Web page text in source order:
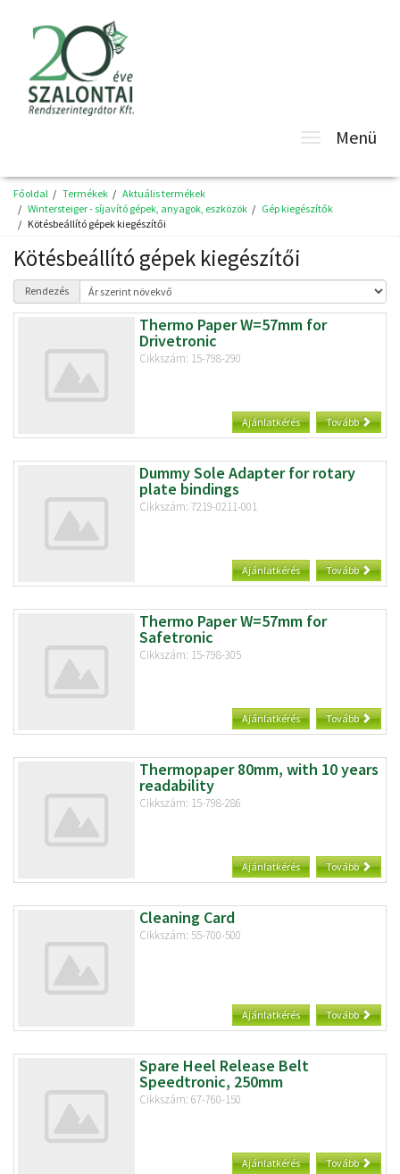
Toggle
Menü
Főoldal Termékek
Aktuális termékek
Wintersteiger - síjavító gépek, anyagok, eszközök
Gép kiegészítők
Kötésbeállító gépek kiegészítői
Kötésbeállító gépek kiegészítői
Rendezés
Thermo Paper W=57mm for
Drivetronic
Cikkszám: 15-798-290
Ajánlatkérés Tovább
Dummy Sole Adapter for rotary
plate bindings
Cikkszám: 7219-0211-001
Ajánlatkérés Tovább
Thermo Paper W=57mm for
Safetronic
Cikkszám: 15-798-305
Ajánlatkérés Tovább
Thermopaper 80mm, with 10 years
readability
Cikkszám: 15-798-286
Ajánlatkérés Tovább
Cleaning Card
Cikkszám: 55-700-500
Ajánlatkérés Tovább
Spare Heel Release Belt
Speedtronic, 250mm
Cikkszám: 67-760-150
Ajánlatkérés Tovább